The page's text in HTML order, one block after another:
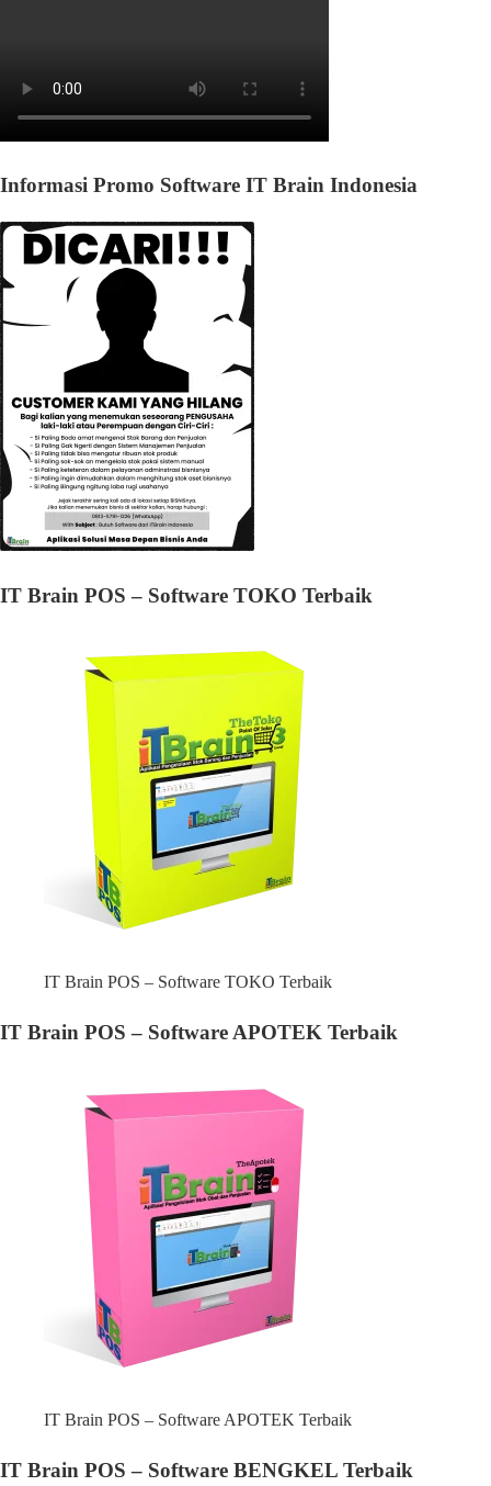
Informasi Promo Software IT Brain Indonesia
IT Brain POS – Software TOKO Terbaik
IT Brain POS – Software TOKO Terbaik
IT Brain POS – Software APOTEK Terbaik
IT Brain POS – Software APOTEK Terbaik
IT Brain POS – Software BENGKEL Terbaik